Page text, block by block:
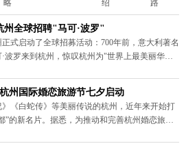
略 绍 路
州全球招聘"马可·波罗"
式启动了全球招募活动：700年前，意大利著名
波罗来到杭州，惊叹杭州为"世界上最美丽华贵
州国际婚恋旅游节七夕启动
《白蛇传》等美丽传说的杭州，近年来开始打
”的新名片。据悉，为推动和完善杭州婚恋旅游